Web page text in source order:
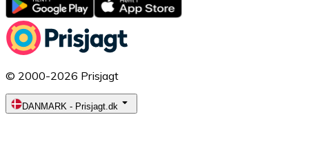
© 2000-2026 Prisjagt
DANMARK - Prisjagt.dk